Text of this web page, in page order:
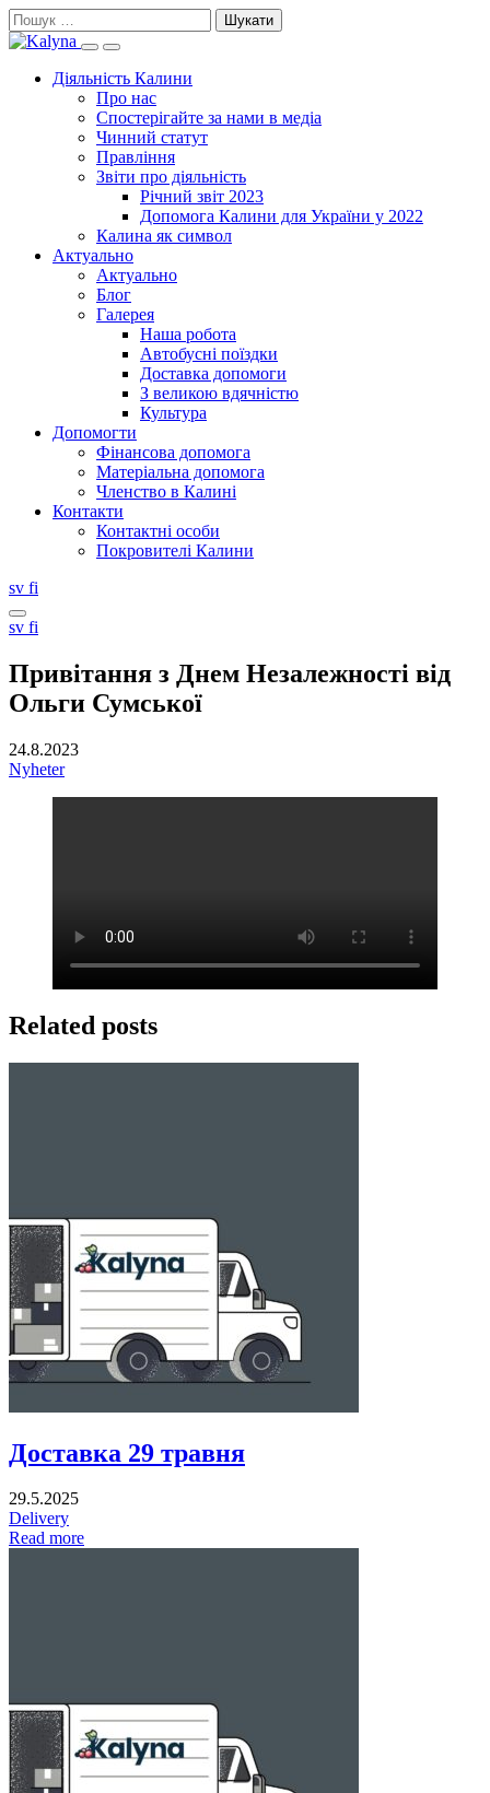
Skip
to
content
Пошук:
Search
this
site
Primary
Menu
Діяльність Калини
Про нас
Спостерігайте за нами в медіа
Чинний статут
Правління
Звіти про діяльність
Річний звіт 2023
Допомога Калини для України у 2022
Калина як символ
Актуально
Актуально
Блог
Галерея
Наша робота
Автобусні поїздки
Доставка допомоги
З великою вдячністю
Культура
Допомогти
Фінансова допомога
Матеріальна допомога
Членство в Калині
Контакти
Контактні особи
Покровителі Калини
sv Svenska
fi
Search
this
sv Svenska
fi
Привітання з Днем Незалежності від
Ольги Сумської
24.8.2023
Nyheter
Related posts
Доставка 29 травня
29.5.2025
Delivery
Read more